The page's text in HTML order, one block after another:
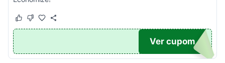
Este cupom funcionou
Este cupom não funcionou
AS15
Ver cupom